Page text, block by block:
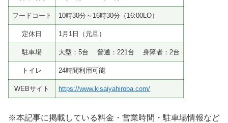
フードコート 10時30分～16時30分（16:00LO）
定休日 1月1日（元旦）
駐車場 大型：5台 普通：221台 身障者：2台
トイレ 24時間利用可能
WEBサイト https://www.kisaiyahiroba.com/
※本記事に掲載している料金・営業時間・駐車場情報など